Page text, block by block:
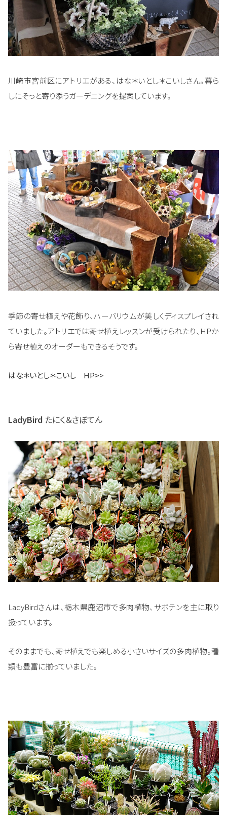
川崎市宮前区にアトリエがある、はな＊いとし＊こいしさん。暮ら
しにそっと寄り添うガーデニングを提案しています。
季節の寄せ植えや花飾り、ハーバリウムが美しくディスプレイされ
ていました。アトリエでは寄せ植えレッスンが受けられたり、HPか
ら寄せ植えのオーダーもできるそうです。
はな＊いとし＊こいし HP>>
LadyBird たにく＆さぼてん
LadyBirdさんは、栃木県鹿沼市で多肉植物、サボテンを主に取り
扱っています。
そのままでも、寄せ植えでも楽しめる小さいサイズの多肉植物。種
類も豊富に揃っていました。